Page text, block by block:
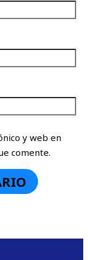
y web en
comente.